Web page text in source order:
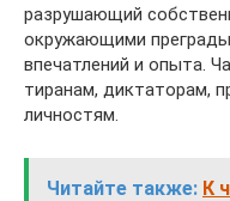
разрушающий
окружающими
впечатлений и опыта.
тиранам, диктаторам,
личностям.
Читайте также: К